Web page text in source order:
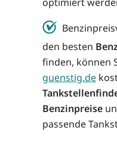
optimiert
den besten
finden, können
guenstig.de
Benzinpreise
passende